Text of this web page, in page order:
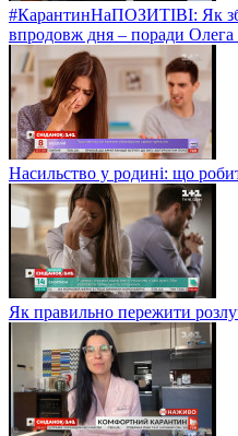
#КарантинНаПОЗИТІВІ: Як
впродовж дня – поради Олега
Насильство у родині: що
Як правильно пережити